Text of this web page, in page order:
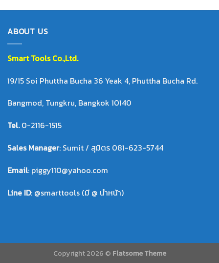
ABOUT US
Smart Tools Co.,Ltd.
19/15 Soi Phuttha Bucha 36 Yeak 4, Phuttha Bucha Rd.
Bangmod, Tungkru, Bangkok 10140
Tel.0-2116-1515
Sales Manager: Sumit / สุมิตร 081-623-5744
Email: piggy110@yahoo.com
Line ID: @smarttools (มี @ นำหน้า)
Copyright 2026 © Flatsome Theme